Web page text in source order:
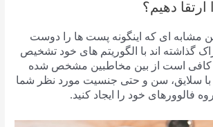
دهیم؟
مشابه ای که اینگونه پست ها را دوست
گذاشته اند با الگوریتم های خود تشخیص
کافی است از بین مخاطبین مشخص شده
با سلایق، سن و حتی جنسیت مورد نظر شما
فالوورهای خود را ایجاد کنید.